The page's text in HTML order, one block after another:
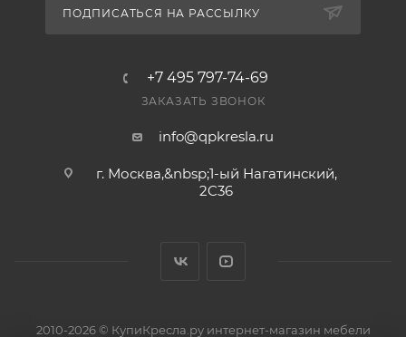
ПОДПИСАТЬСЯ НА РАССЫЛКУ
+7 495 797-74-69
ЗАКАЗАТЬ ЗВОНОК
info@qpkresla.ru
г. Москва,&nbsp;1-ый Нагатинский,
2C36
2010-2026 © КупиКресла.ру интернет-магазин мебели